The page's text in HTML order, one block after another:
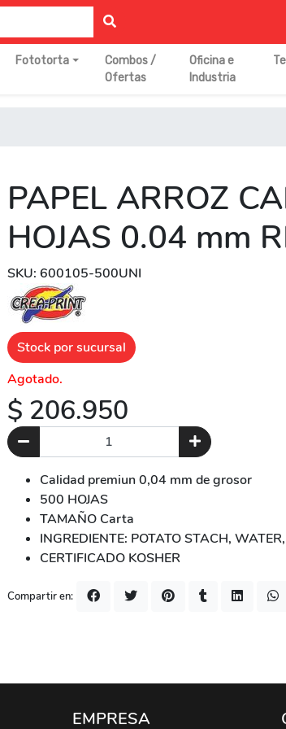
Fototorta
Combos /
Ofertas
Oficina e
Industria
PAPEL ARROZ
HOJAS 0.04 mm
SKU: 600105-500UNI
Stock por sucursal
Agotado.
$ 206.950
Calidad premiun 0,04 mm de grosor
500 HOJAS
TAMAÑO Carta
INGREDIENTE: POTATO STACH,
CERTIFICADO KOSHER
Compartir en:
EMPRESA